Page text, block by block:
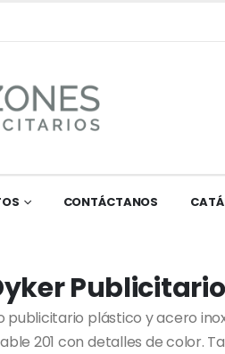
CONTÁCTANOS
publicitario plástico y acero
201 con detalles de color.